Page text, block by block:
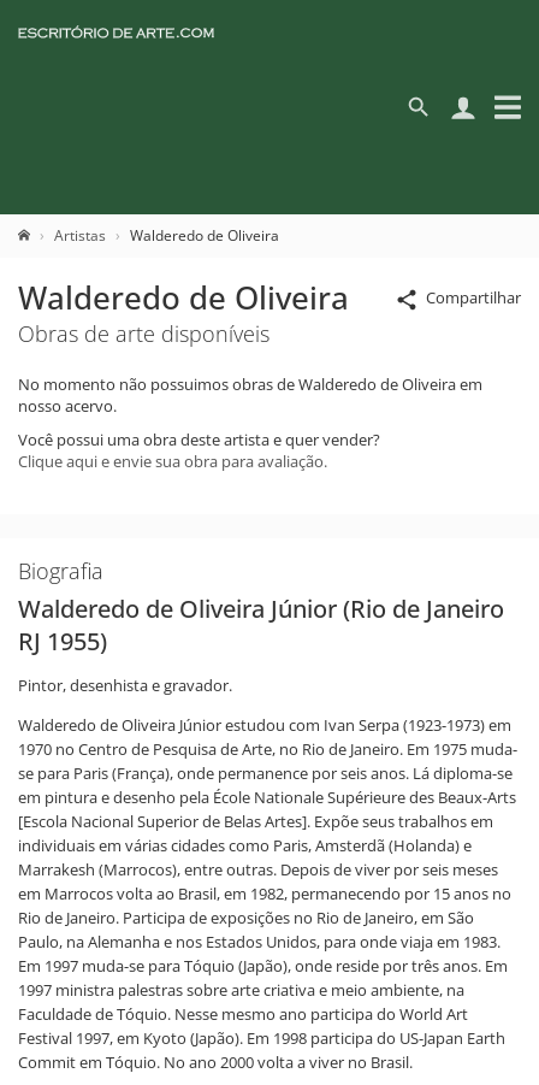
Artistas Walderedo de Oliveira
Compartilhar
Walderedo de Oliveira
Obras de arte disponíveis
No momento não possuimos obras de Walderedo de Oliveira em
nosso acervo.
Você possui uma obra deste artista e quer vender?
Clique aqui e envie sua obra para avaliação.
Biografia
Walderedo de Oliveira Júnior (Rio de Janeiro
RJ 1955)
Pintor, desenhista e gravador.
Walderedo de Oliveira Júnior estudou com Ivan Serpa (1923-1973) em
1970 no Centro de Pesquisa de Arte, no Rio de Janeiro. Em 1975 muda-
se para Paris (França), onde permanence por seis anos. Lá diploma-se
em pintura e desenho pela École Nationale Supérieure des Beaux-Arts
[Escola Nacional Superior de Belas Artes]. Expõe seus trabalhos em
individuais em várias cidades como Paris, Amsterdã (Holanda) e
Marrakesh (Marrocos), entre outras. Depois de viver por seis meses
em Marrocos volta ao Brasil, em 1982, permanecendo por 15 anos no
Rio de Janeiro. Participa de exposições no Rio de Janeiro, em São
Paulo, na Alemanha e nos Estados Unidos, para onde viaja em 1983.
Em 1997 muda-se para Tóquio (Japão), onde reside por três anos. Em
1997 ministra palestras sobre arte criativa e meio ambiente, na
Faculdade de Tóquio. Nesse mesmo ano participa do World Art
Festival 1997, em Kyoto (Japão). Em 1998 participa do US-Japan Earth
Commit em Tóquio. No ano 2000 volta a viver no Brasil.